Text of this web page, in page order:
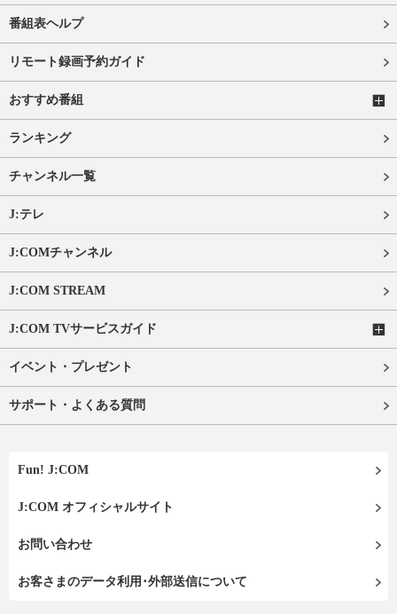
番組表ヘルプ
リモート録画予約ガイド
おすすめ番組
ランキング
チャンネル一覧
J:テレ
J:COMチャンネル
J:COM STREAM
J:COM TVサービスガイド
イベント・プレゼント
サポート・よくある質問
Fun! J:COM
J:COM オフィシャルサイト
お問い合わせ
お客さまのデータ利用･外部送信について